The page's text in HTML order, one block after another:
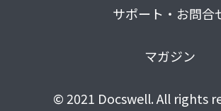
サポート・お問合
マガジン
© 2021 Docswell. All rights